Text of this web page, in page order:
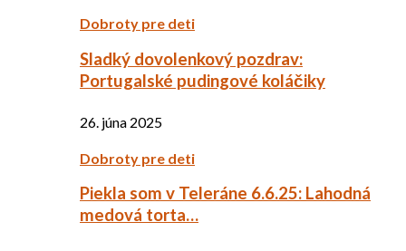
Dobroty pre deti
Sladký dovolenkový pozdrav:
Portugalské pudingové koláčiky
26. júna 2025
Dobroty pre deti
Piekla som v Teleráne 6.6.25: Lahodná
medová torta…